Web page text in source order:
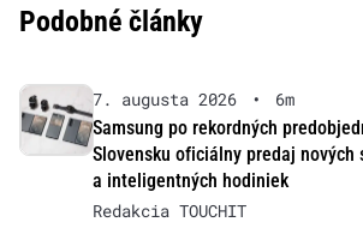
Podobné články
7. augusta 2026 •
6m
Samsung po rekordných
Slovensku oficiálny predaj
a inteligentných hodiniek
Redakcia TOUCHIT